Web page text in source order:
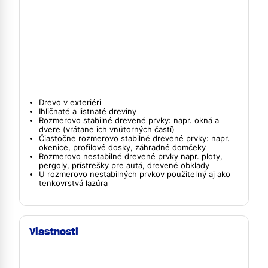
Drevo v exteriéri
Ihličnaté a listnaté dreviny
Rozmerovo stabilné drevené prvky: napr. okná a
dvere (vrátane ich vnútorných častí)
Čiastočne rozmerovo stabilné drevené prvky: napr.
okenice, profilové dosky, záhradné domčeky
Rozmerovo nestabilné drevené prvky napr. ploty,
pergoly, prístrešky pre autá, drevené obklady
U rozmerovo nestabilných prvkov použiteľný aj ako
tenkovrstvá lazúra
Vlastnosti